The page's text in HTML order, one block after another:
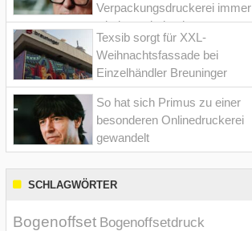
Verpackungsdruckerei immer
wieder optimiert hat
Texsib sorgt für XXL-
Weihnachtsfassade bei
Einzelhändler Breuninger
So hat sich Primus zu einer
besonderen Onlinedruckerei
gewandelt
SCHLAGWÖRTER
Bogenoffset Bogenoffsetdruck